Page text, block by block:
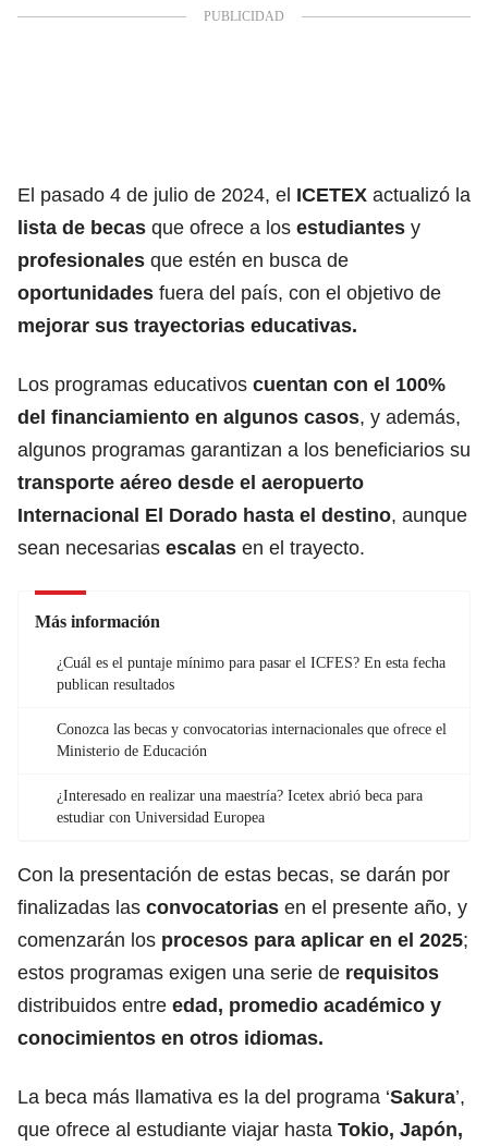
El pasado 4 de julio de 2024, el ICETEX actualizó la
lista de becas que ofrece a los estudiantes y
profesionales que estén en busca de
oportunidades fuera del país, con el objetivo de
mejorar sus trayectorias educativas.
Los programas educativos cuentan con el 100%
del financiamiento en algunos casos, y además,
algunos programas garantizan a los beneficiarios su
transporte aéreo desde el aeropuerto
Internacional El Dorado hasta el destino, aunque
sean necesarias escalas en el trayecto.
Más información
¿Cuál es el puntaje mínimo para pasar el ICFES? En esta fecha
publican resultados
Conozca las becas y convocatorias internacionales que ofrece el
Ministerio de Educación
¿Interesado en realizar una maestría? Icetex abrió beca para
estudiar con Universidad Europea
Con la presentación de estas becas, se darán por
finalizadas las convocatorias en el presente año, y
comenzarán los procesos para aplicar en el 2025;
estos programas exigen una serie de requisitos
distribuidos entre edad, promedio académico y
conocimientos en otros idiomas.
La beca más llamativa es la del programa ‘Sakura’,
que ofrece al estudiante viajar hasta Tokio, Japón,